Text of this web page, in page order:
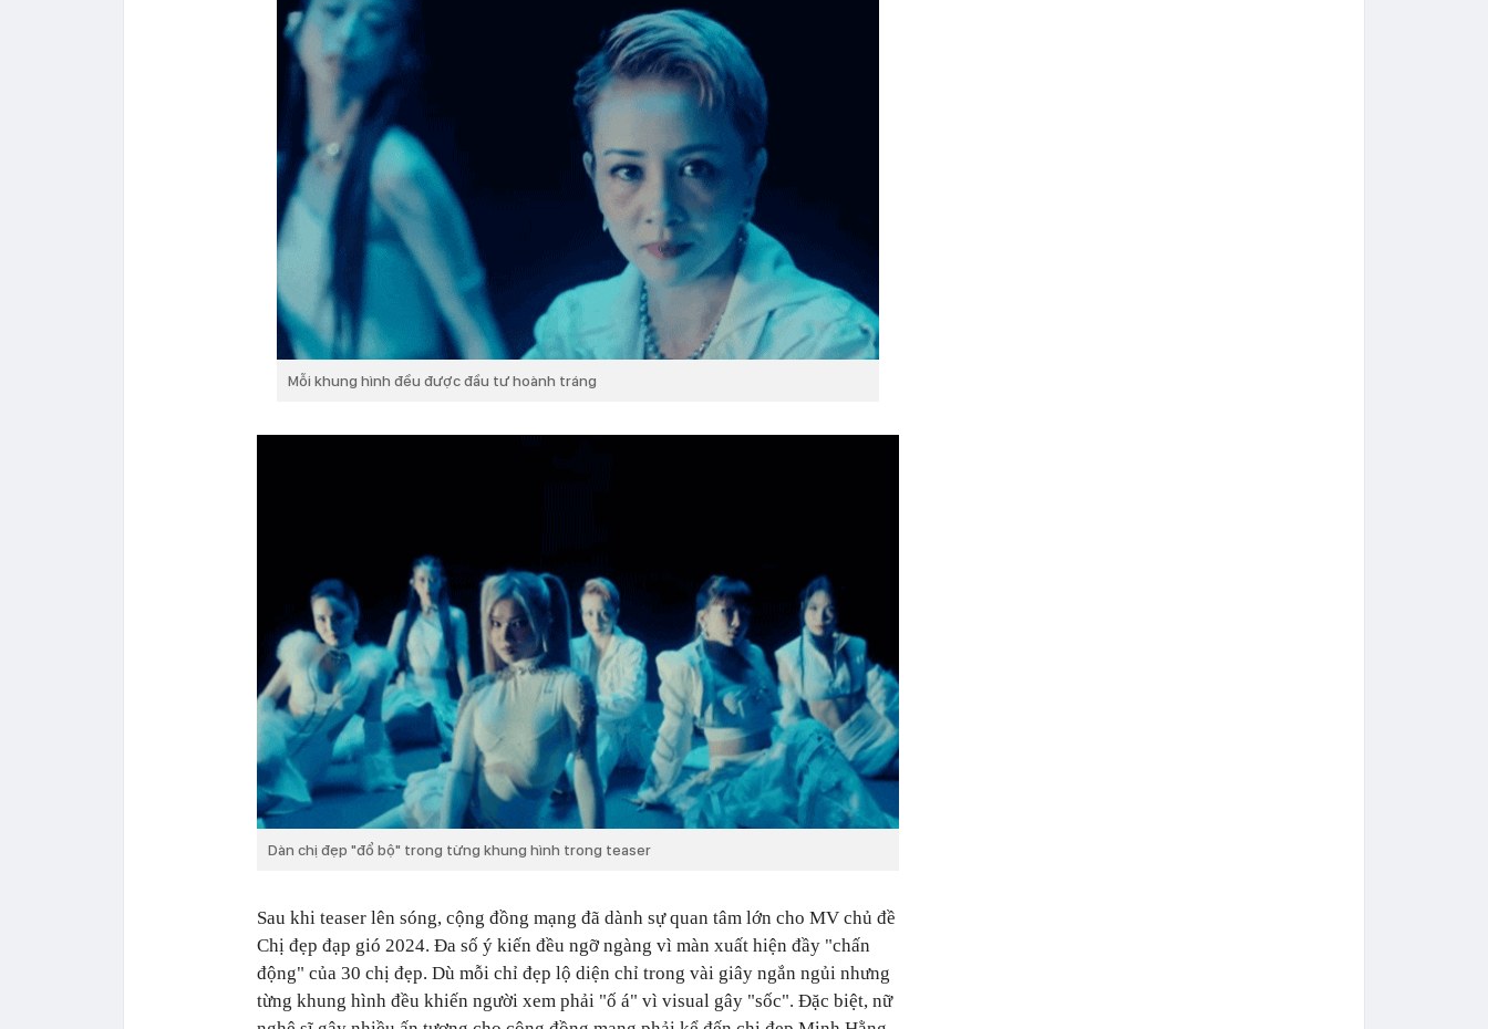
Mỗi khung hình đều được đầu tư hoành tráng
Dàn chị đẹp "đổ bộ" trong từng khung hình trong teaser
Sau khi teaser lên sóng, cộng đồng mạng đã dành sự quan tâm lớn cho MV chủ đề
Chị đẹp đạp gió 2024. Đa số ý kiến đều ngỡ ngàng vì màn xuất hiện đầy "chấn
động" của 30 chị đẹp. Dù mỗi chỉ đẹp lộ diện chỉ trong vài giây ngắn ngủi nhưng
từng khung hình đều khiến người xem phải "ố á" vì visual gây "sốc". Đặc biệt, nữ